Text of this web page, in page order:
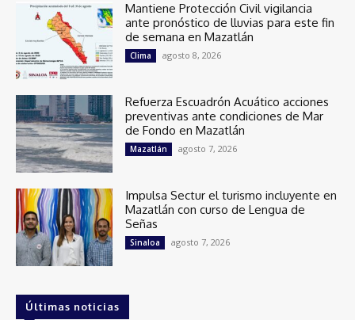
Mantiene Protección Civil vigilancia
ante pronóstico de lluvias para este fin
de semana en Mazatlán
Clima agosto 8, 2026
Refuerza Escuadrón Acuático acciones
preventivas ante condiciones de Mar
de Fondo en Mazatlán
Mazatlán agosto 7, 2026
Impulsa Sectur el turismo incluyente en
Mazatlán con curso de Lengua de
Señas
Sinaloa agosto 7, 2026
Últimas noticias